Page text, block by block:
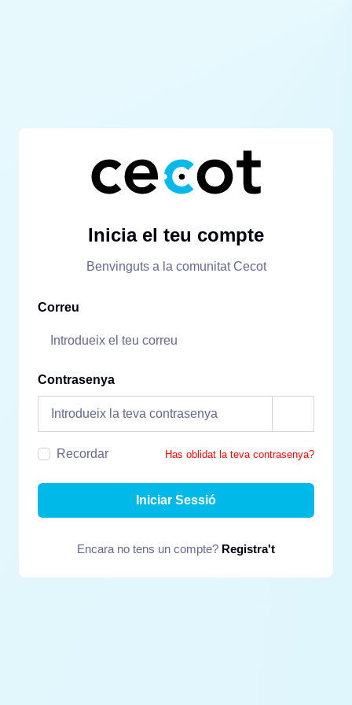
Inicia el teu compte
Benvinguts a la comunitat Cecot
Correu
Contrasenya
Recordar Has oblidat la teva contrasenya?
Iniciar Sessió
Encara no tens un compte? Registra't